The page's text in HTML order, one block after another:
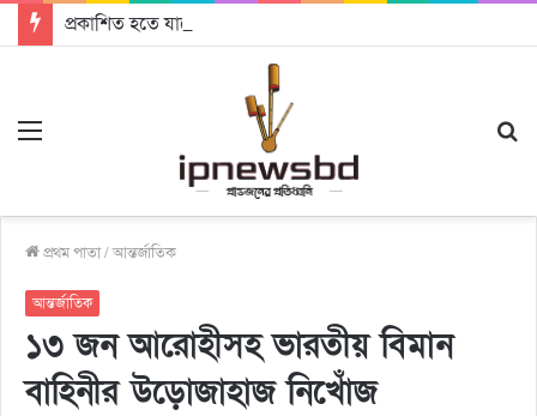
প্রকাশিত হতে যাচ্ছে দি রাবুগার নতুন গান ‘Baljanggi’
প্রথম পাতা/আন্তর্জাতিক
আন্তর্জাতিক
১৩ জন আরোহীসহ ভারতীয় বিমান
বাহিনীর উড়োজাহাজ নিখোঁজ